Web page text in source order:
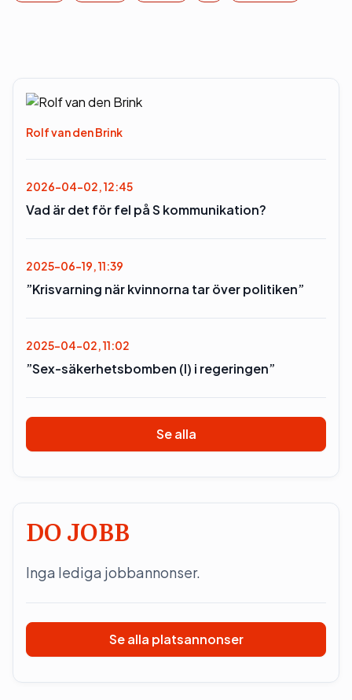
Rolf van den Brink
2026-04-02, 12:45
Vad är det för fel på S kommunikation?
2025-06-19, 11:39
”Krisvarning när kvinnorna tar över politiken”
2025-04-02, 11:02
”Sex-säkerhetsbomben (l) i regeringen”
Se alla
DO JOBB
Inga lediga jobbannonser.
Se alla platsannonser